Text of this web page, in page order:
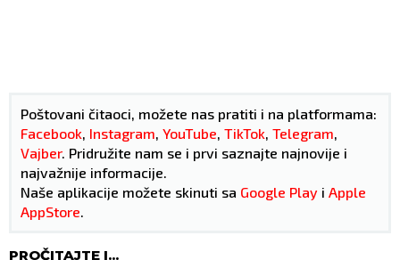
Poštovani čitaoci, možete nas pratiti i na platformama:
Facebook Instagram YouTube TikTok Telegram
Vajber. Pridružite nam se i prvi saznajte najnovije i
najvažnije informacije.
Naše aplikacije možete skinuti sa Google Play i Apple
AppStore
PROČITAJTE I...